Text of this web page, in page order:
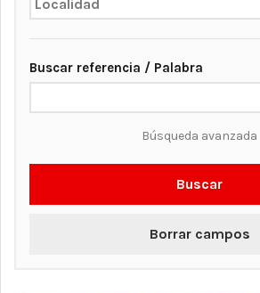
Buscar referencia / Palabra
Búsqueda avanzada
Buscar
Borrar campos